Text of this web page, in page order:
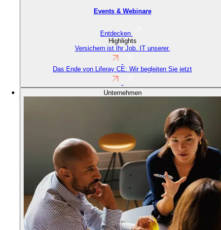
Events & Webinare
Entdecken
Highlights
Versichern ist Ihr Job. IT unserer.
Das Ende von Liferay CE: Wir begleiten Sie jetzt
Unternehmen